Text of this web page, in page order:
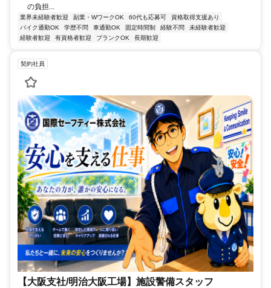
の負担...
業界未経験者歓迎 副業・WワークOK 60代も応募可
資格取得支援あり
バイク通勤OK
学歴不問 車通勤OK 固定時間制 経験不問
未経験者歓迎
経験者歓迎
有資格者歓迎 ブランクOK 長期歓迎
契約社員
【大阪支社/明治大阪工場】施設警備スタッフ